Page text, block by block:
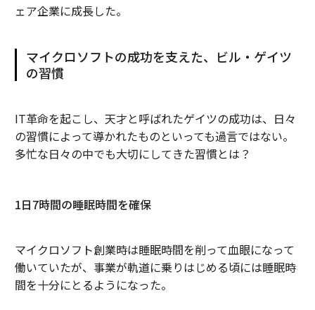
ェア企業に成長した。
マイクロソフトの成功を支えた、ビル・ゲイツ
の習慣
IT革命を起こし、天才と呼ばれたゲイツの成功は、日々
の習慣によって導かれたものといっても過言ではない。
多忙な日々の中でも大切にしてきた習慣とは？
1日7時間の睡眠時間を確保
マイクロソフト創業時は睡眠時間を削って血眼になって
働いていたが、事業が軌道に乗りはじめる頃には睡眠時
間を十分にとるようになった。